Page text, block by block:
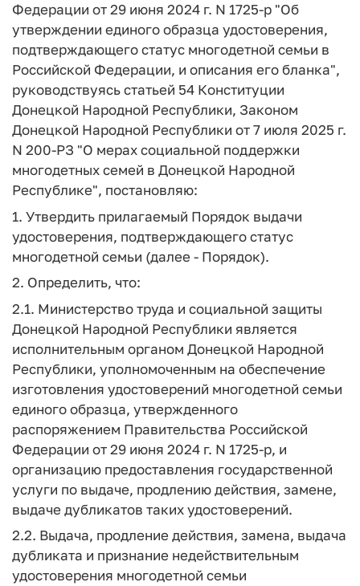
Федерации от 29 июня 2024 г. N 1725-р "Об
утверждении единого образца удостоверения,
подтверждающего статус многодетной семьи в
Российской Федерации, и описания его бланка",
руководствуясь статьей 54 Конституции
Донецкой Народной Республики, Законом
Донецкой Народной Республики от 7 июля 2025 г.
N 200-РЗ "О мерах социальной поддержки
многодетных семей в Донецкой Народной
Республике", постановляю:
1. Утвердить прилагаемый Порядок выдачи
удостоверения, подтверждающего статус
многодетной семьи (далее - Порядок).
2. Определить, что:
2.1. Министерство труда и социальной защиты
Донецкой Народной Республики является
исполнительным органом Донецкой Народной
Республики, уполномоченным на обеспечение
изготовления удостоверений многодетной семьи
единого образца, утвержденного
распоряжением Правительства Российской
Федерации от 29 июня 2024 г. N 1725-р, и
организацию предоставления государственной
услуги по выдаче, продлению действия, замене,
выдаче дубликатов таких удостоверений.
2.2. Выдача, продление действия, замена, выдача
дубликата и признание недействительным
удостоверения многодетной семьи